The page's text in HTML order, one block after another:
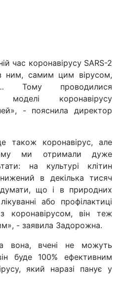
час коронавірусу SARS-2
ним, самим цим вірусом,
Тому проводилися
коронавірусу
- пояснила директор
також коронавірус, але
ми отримали дуже
на культурі клітин
в декілька тисяч
що і в природних
або профілактиці
коронавірусом, він теж
- заявила Задорожна.
вона, вчені не можуть
буде 100% ефективним
який наразі панує у